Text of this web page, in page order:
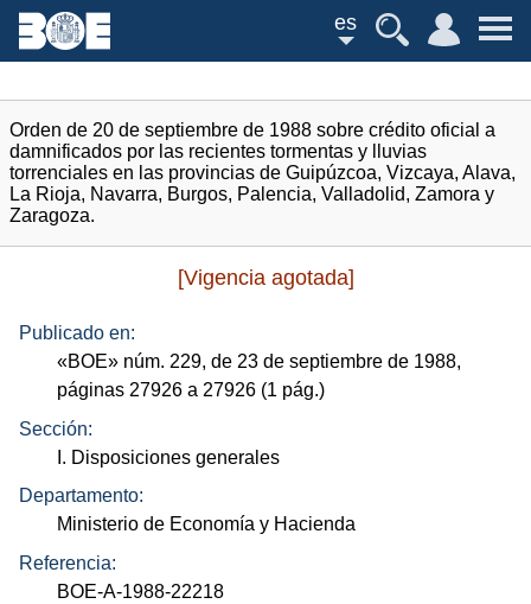
es
Orden de 20 de septiembre de 1988 sobre crédito oficial a
damnificados por las recientes tormentas y lluvias
torrenciales en las provincias de Guipúzcoa, Vizcaya, Alava,
La Rioja, Navarra, Burgos, Palencia, Valladolid, Zamora y
Zaragoza.
[Vigencia agotada]
Publicado en:
«BOE» núm. 229, de 23 de septiembre de 1988,
páginas 27926 a 27926 (1 pág.)
Sección:
I. Disposiciones generales
Departamento:
Ministerio de Economía y Hacienda
Referencia:
BOE-A-1988-22218